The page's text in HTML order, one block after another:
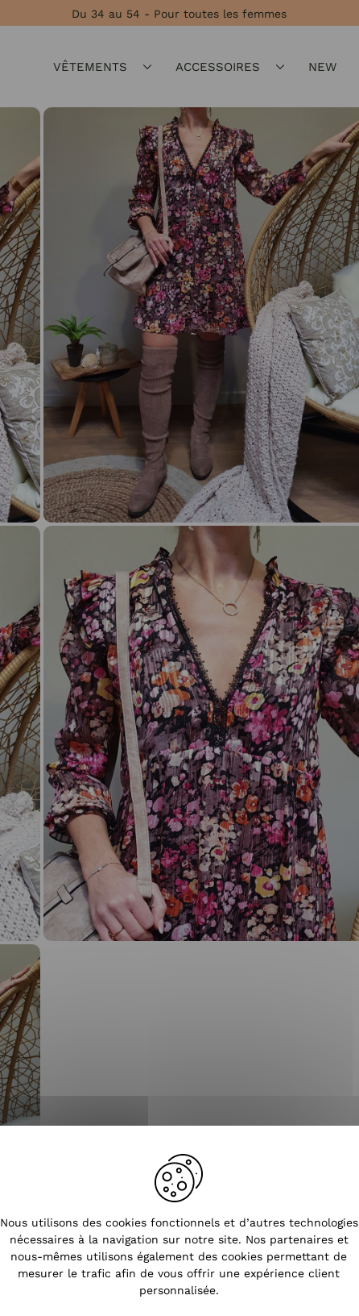
Du 34 au 54 - Pour toutes les femmes
VÊTEMENTS ACCESSOIRES NEW
Nous utilisons des cookies fonctionnels et d’autres technologies
nécessaires à la navigation sur notre site. Nos partenaires et
nous-mêmes utilisons également des cookies permettant de
mesurer le trafic afin de vous offrir une expérience client
personnalisée.